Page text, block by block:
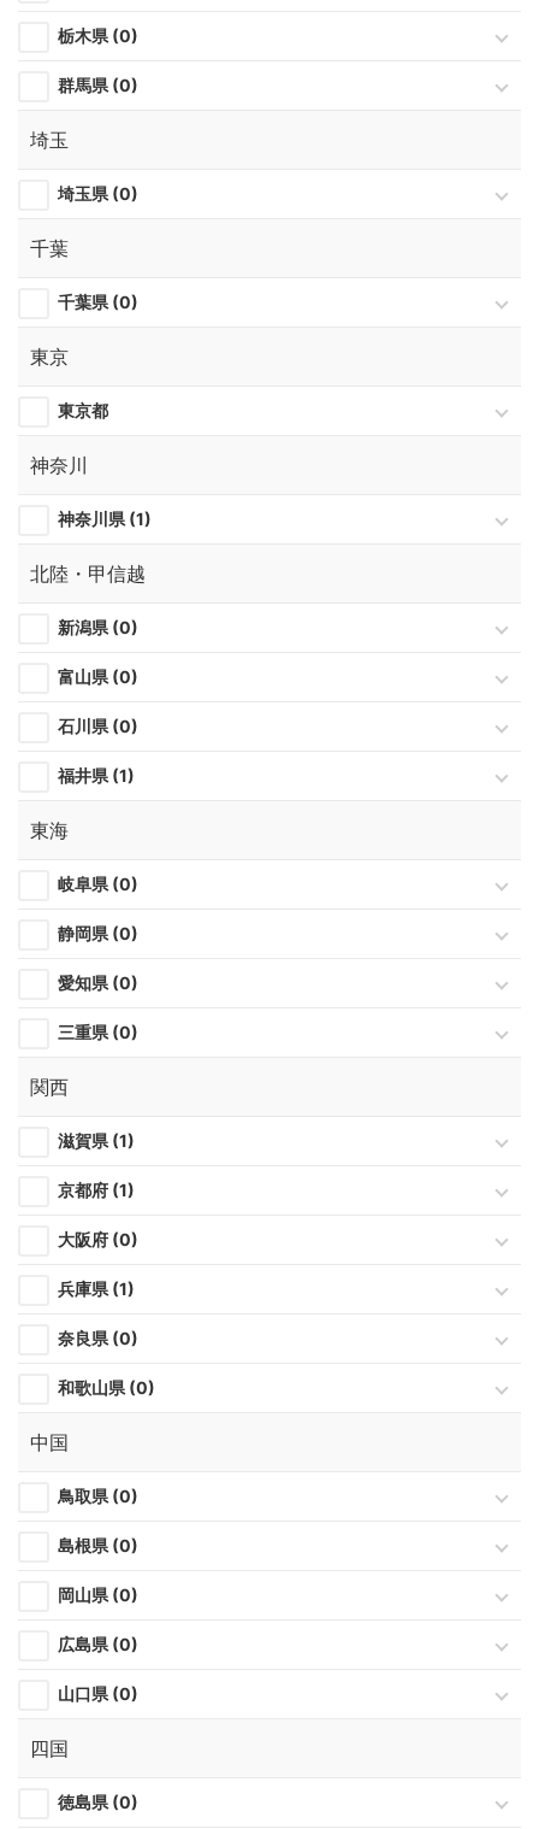
栃木県 (0)
群馬県 (0)
埼玉
埼玉県 (0)
千葉
千葉県 (0)
東京
東京都
神奈川
神奈川県 (1)
北陸・甲信越
新潟県 (0)
富山県 (0)
石川県 (0)
福井県 (1)
東海
岐阜県 (0)
静岡県 (0)
愛知県 (0)
三重県 (0)
関西
滋賀県 (1)
京都府 (1)
大阪府 (0)
兵庫県 (1)
奈良県 (0)
和歌山県 (0)
中国
鳥取県 (0)
島根県 (0)
岡山県 (0)
広島県 (0)
山口県 (0)
四国
徳島県 (0)